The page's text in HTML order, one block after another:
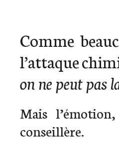
Comme
l’attaque
on ne peut pas
Mais
conseillère.